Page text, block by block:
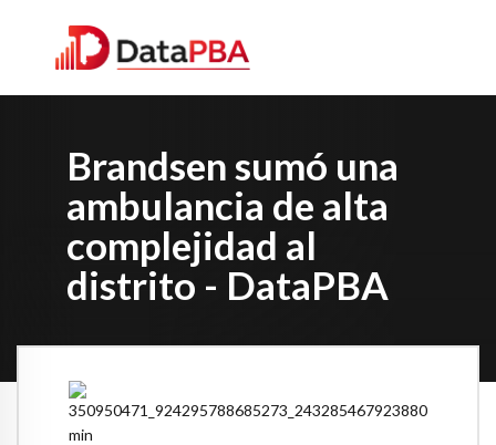
Brandsen sumó una
ambulancia de alta
complejidad al
distrito - DataPBA